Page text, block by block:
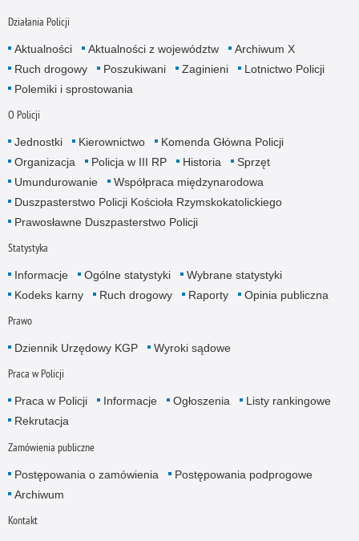
Działania Policji
Aktualności Aktualności z województw
Archiwum X
Ruch drogowy
Poszukiwani Zaginieni
Lotnictwo Policji
Polemiki i sprostowania
O Policji
Jednostki Kierownictwo
Komenda Główna Policji
Organizacja
Policja w III RP Historia
Sprzęt
Umundurowanie
Współpraca międzynarodowa
Duszpasterstwo Policji Kościoła Rzymskokatolickiego
Prawosławne Duszpasterstwo Policji
Statystyka
Informacje Ogólne statystyki
Wybrane statystyki
Kodeks karny
Ruch drogowy Raporty Opinia publiczna
Prawo
Dziennik Urzędowy KGP Wyroki sądowe
Praca w Policji
Praca w Policji Informacje Ogłoszenia
Listy rankingowe
Rekrutacja
Zamówienia publiczne
Postępowania o zamówienia
Postępowania podprogowe
Archiwum
Kontakt